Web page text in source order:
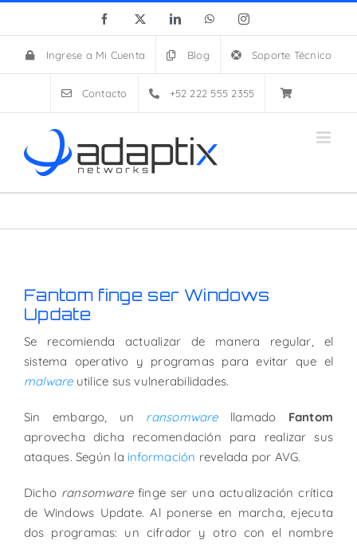
content
Facebook
X LinkedInWhatsAppInstagram
Ingrese a Mi Cuenta Blog Soporte Técnico
Contacto +52 222 555 2355
Fantom finge ser Windows
Update
Se recomienda actualizar de manera regular, el
sistema operativo y programas para evitar que el
malwareutilice sus vulnerabilidades.
Sin embargo, un ransomwarellamado Fantom
aprovecha dicha recomendación para realizar sus
ataques. Según la información revelada por AVG.
Dicho ransomwarefinge ser una actualización crítica
de Windows Update. Al ponerse en marcha, ejecuta
dos programas: un cifrador y otro con el nombre